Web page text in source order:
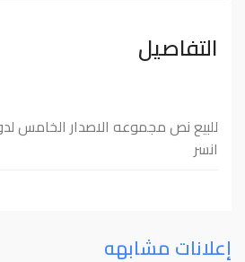
التفاصيل
للبيع نص مجموعه الاصدار الخامس
انسر
إعلانات مشابهه